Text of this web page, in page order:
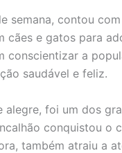
semana, contou
cães e gatos para
conscientizar a
saudável e feliz.
foi um dos
conquistou o
também atraiu a